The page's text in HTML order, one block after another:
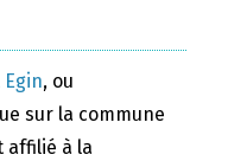
Egin, ou
sur la commune
affilié à la